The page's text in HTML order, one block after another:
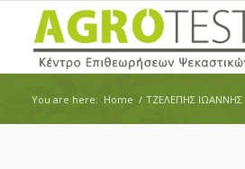
You are here: Home / ΤΖΕΛΕΠΗΣ ΙΩΑΝΝΗΣ